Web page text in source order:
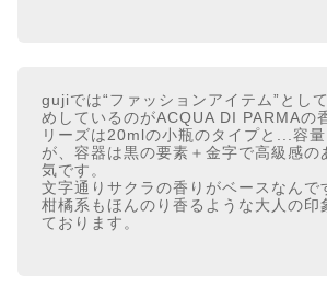
gujiでは“ファッションアイテム”とし
めしているのがACQUA DI PARMAの
リーズは20mlの小瓶のタイプと...容
が、容器は黒の要素＋金字で高級感の
気です。
文字通りサクラの香りがベースなんで
柑橘系もほんのり香るような大人の印
ております。